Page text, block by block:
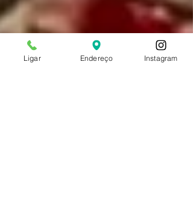
Ligar Endereço Instagram